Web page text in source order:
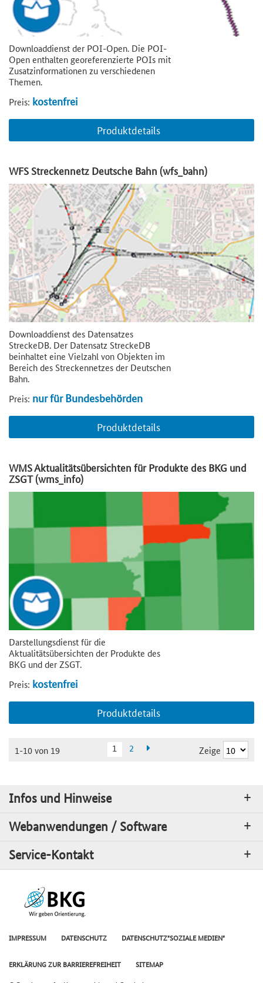
Downloaddienst der POI-Open. Die POI-
Open enthalten georeferenzierte POIs mit
Zusatzinformationen zu verschiedenen
Themen.
Preis: kostenfrei
Produktdetails
WFS Streckennetz Deutsche Bahn (wfs_bahn)
Downloaddienst des Datensatzes
StreckeDB. Der Datensatz StreckeDB
beinhaltet eine Vielzahl von Objekten im
Bereich des Streckennetzes der Deutschen
Bahn.
Preis: nur für Bundesbehörden
Produktdetails
WMS Aktualitätsübersichten für Produkte des BKG und
ZSGT (wms_info)
Darstellungsdienst für die
Aktualitätsübersichten der Produkte des
BKG und der ZSGT.
Preis: kostenfrei
Produktdetails
1-10 von 19 Zeige
1 2
Infos und Hinweise
Webanwendungen / Software
Service-Kontakt
IMPRESSUM DATENSCHUTZ DATENSCHUTZ"SOZIALE MEDIEN"
ERKLÄRUNG ZUR BARRIEREFREIHEIT
SITEMAP